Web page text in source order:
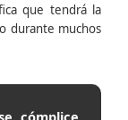
que tendrá la
durante muchos
cómplice